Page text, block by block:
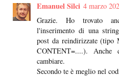
Emanuel Silci 4 marzo
Grazie. Ho trovato
l'inserimento di una
post da reindirizzate
CONTENT=....). Anche
cambiare.
Secondo te è meglio nel